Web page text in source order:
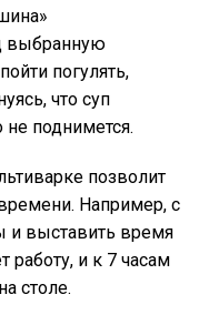
выбранную
погулять,
что суп
не поднимется.
позволит
Например, с
и выставить время
работу, и к 7 часам
столе.